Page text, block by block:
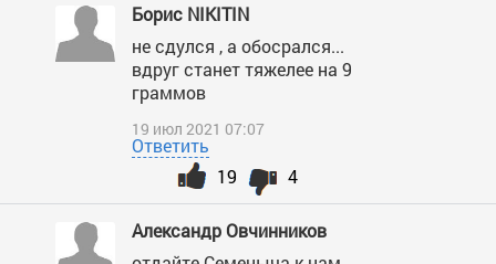
Борис NIKITIN
не сдулся , а обосрался...
вдруг станет тяжелее на 9
граммов
19 июл 2021 07:07
Ответить
4
19
Александр Овчинников